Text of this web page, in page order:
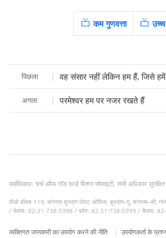
कम गुणवत्ता उच्च
पिछला | वह संसार नहीं लेकिन हम हैं, जिसे
अगला | परमेश्वर हम पर नजर रखते हैं
सर्वाधिकार: चर्च ऑफ गॉड वर्ल्ड मिशन सोसाइटी, सभी अधिकार सुरक्षित
पीओ बॉक्स 119, संगनाम बुनदांग पोस्ट ऑफिस, बुनदांग–गु, संगनाम–सी,
/ फेक्स: 82-31-738-5998 / फ़ोन: 82-31-738-5999 / फैक्स:
व्यक्तिगत जानकारी का उपयोग करने की नीति उपयोगकर्ता के प्रश्न